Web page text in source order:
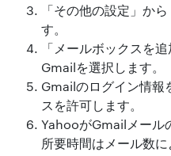
「その他の設定」か
す。
「メールボックスを
Gmailを選択します。
Gmailのログイン情報
スを許可します。
YahooがGmailメール
所要時間はメール数に